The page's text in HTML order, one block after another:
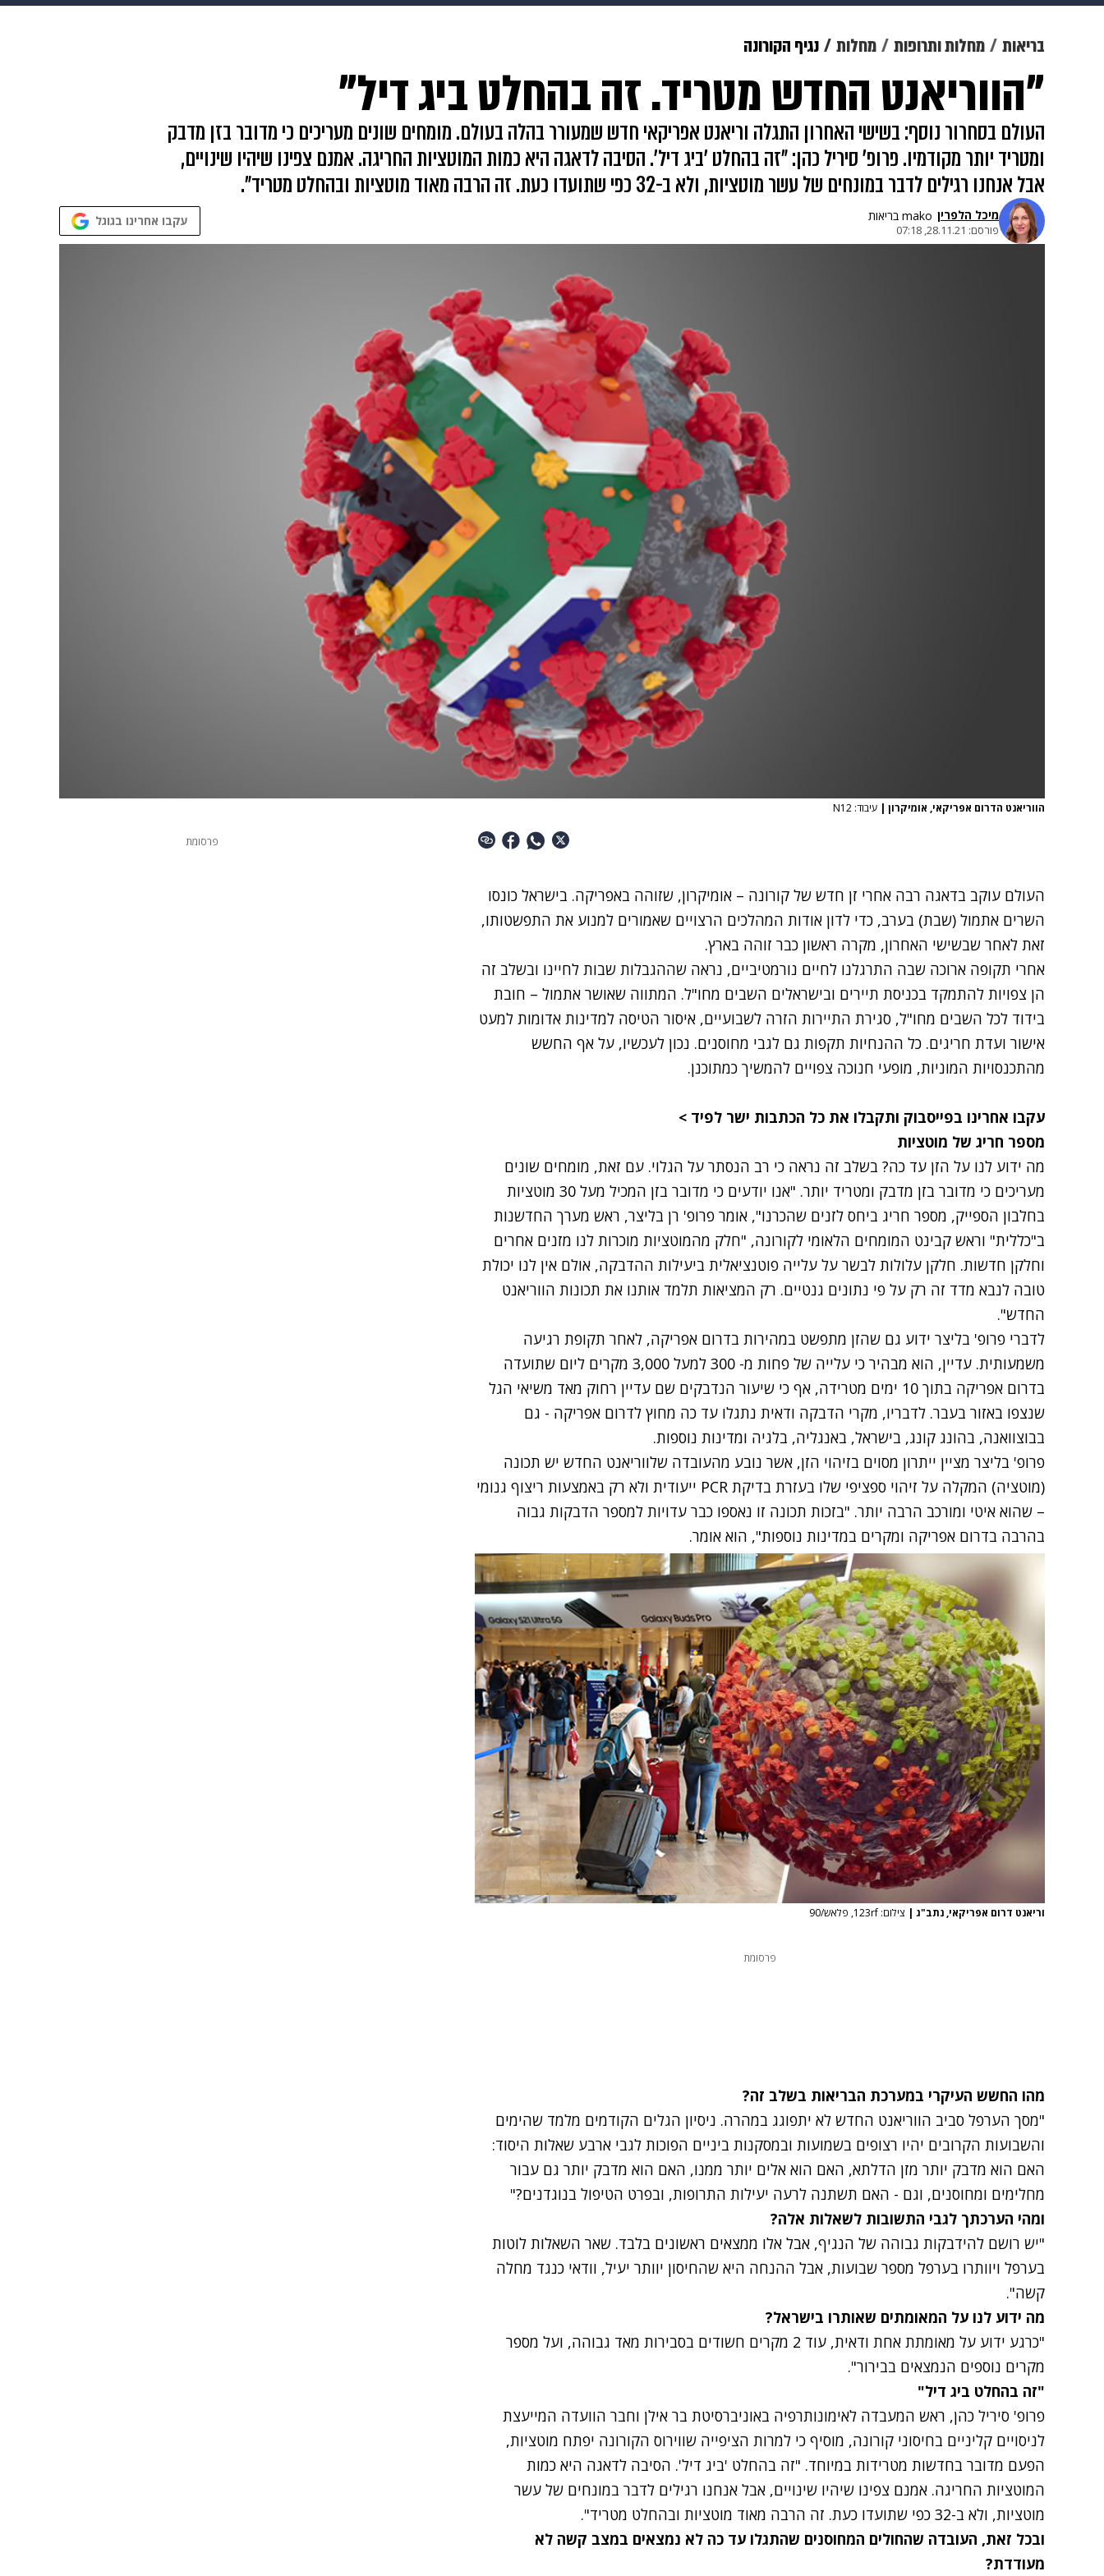
מוזיקה תרבות צבא וביטחון
דיגיטל גאווה משפט תשעה חודשים מתכונים פרויקטים מיוחדים
בריאות מחלות ותרופות מחלות נגיף הקורונה
"הווריאנט החדש מטריד. זה בהחלט ביג דיל"
העולם בסחרור נוסף: בשישי האחרון התגלה וריאנט אפריקאי חדש שמעורר בהלה בעולם. מומחים שונים מעריכים כי מדובר בזן מדבק
ומטריד יותר מקודמיו. פרופ' סיריל כהן: "זה בהחלט 'ביג דיל'. הסיבה לדאגה היא כמות המוטציות החריגה. אמנם צפינו שיהיו שינויים,
אבל אנחנו רגילים לדבר במונחים של עשר מוטציות, ולא ב-32 כפי שתועדו כעת. זה הרבה מאוד מוטציות ובהחלט מטריד".
מיכל הלפרין mako בריאות
פורסם: 28.11.21, 07:18
עקבו אחרינו בגוגל
הווריאנט הדרום אפריקאי, אומיקרון | עיבוד: N12
העולם עוקב בדאגה רבה אחרי זן חדש של קורונה – אומיקרון, שזוהה באפריקה. בישראל כונסו
השרים אתמול (שבת) בערב, כדי לדון אודות המהלכים הרצויים שאמורים למנוע את התפשטותו,
זאת לאחר שבשישי האחרון, מקרה ראשון כבר זוהה בארץ.
אחרי תקופה ארוכה שבה התרגלנו לחיים נורמטיביים, נראה שההגבלות שבות לחיינו ובשלב זה
הן צפויות להתמקד בכניסת תיירים ובישראלים השבים מחו"ל. המתווה שאושר אתמול – חובת
בידוד לכל השבים מחו"ל, סגירת התיירות הזרה לשבועיים, איסור הטיסה למדינות אדומות למעט
אישור ועדת חריגים. כל ההנחיות תקפות גם לגבי מחוסנים. נכון לעכשיו, על אף החשש
מהתכנסויות המוניות, מופעי חנוכה צפויים להמשיך כמתוכנן.
עקבו אחרינו בפייסבוק ותקבלו את כל הכתבות ישר לפיד >
מספר חריג של מוטציות
מה ידוע לנו על הזן עד כה? בשלב זה נראה כי רב הנסתר על הגלוי. עם זאת, מומחים שונים
מעריכים כי מדובר בזן מדבק ומטריד יותר. "אנו יודעים כי מדובר בזן המכיל מעל 30 מוטציות
בחלבון הספייק, מספר חריג ביחס לזנים שהכרנו", אומר פרופ' רן בליצר, ראש מערך החדשנות
ב"כללית" וראש קבינט המומחים הלאומי לקורונה, "חלק מהמוטציות מוכרות לנו מזנים אחרים
וחלקן חדשות. חלקן עלולות לבשר על עלייה פוטנציאלית ביעילות ההדבקה, אולם אין לנו יכולת
טובה לנבא מדד זה רק על פי נתונים גנטיים. רק המציאות תלמד אותנו את תכונות הווריאנט
החדש".
לדברי פרופ' בליצר ידוע גם שהזן מתפשט במהירות בדרום אפריקה, לאחר תקופת רגיעה
משמעותית. עדיין, הוא מבהיר כי עלייה של פחות מ- 300 למעל 3,000 מקרים ליום שתועדה
בדרום אפריקה בתוך 10 ימים מטרידה, אף כי שיעור הנדבקים שם עדיין רחוק מאד משיאי הגל
שנצפו באזור בעבר. לדבריו, מקרי הדבקה ודאית נתגלו עד כה מחוץ לדרום אפריקה - גם
בבוצוואנה, בהונג קונג, בישראל, באנגליה, בלגיה ומדינות נוספות.
פרופ' בליצר מציין ייתרון מסוים בזיהוי הזן, אשר נובע מהעובדה שלווריאנט החדש יש תכונה
(מוטציה) המקלה על זיהוי ספציפי שלו בעזרת בדיקת PCR ייעודית ולא רק באמצעות ריצוף גנומי
– שהוא איטי ומורכב הרבה יותר. "בזכות תכונה זו נאספו כבר עדויות למספר הדבקות גבוה
בהרבה בדרום אפריקה ומקרים במדינות נוספות", הוא אומר.
וריאנט דרום אפריקאי, נתב"ג | צילום: 123rf, פלאש/90
פרסומת
מהו החשש העיקרי במערכת הבריאות בשלב זה?
"מסך הערפל סביב הווריאנט החדש לא יתפוגג במהרה. ניסיון הגלים הקודמים מלמד שהימים
והשבועות הקרובים יהיו רצופים בשמועות ובמסקנות ביניים הפוכות לגבי ארבע שאלות היסוד:
האם הוא מדבק יותר מזן הדלתא, האם הוא אלים יותר ממנו, האם הוא מדבק יותר גם עבור
מחלימים ומחוסנים, וגם - האם תשתנה לרעה יעילות התרופות, ובפרט הטיפול בנוגדנים?"
ומהי הערכתך לגבי התשובות לשאלות אלה?
"יש רושם להידבקות גבוהה של הנגיף, אבל אלו ממצאים ראשונים בלבד. שאר השאלות לוטות
בערפל ויוותרו בערפל מספר שבועות, אבל ההנחה היא שהחיסון יוותר יעיל, וודאי כנגד מחלה
קשה".
מה ידוע לנו על המאומתים שאותרו בישראל?
"כרגע ידוע על מאומתת אחת ודאית, עוד 2 מקרים חשודים בסבירות מאד גבוהה, ועל מספר
מקרים נוספים הנמצאים בבירור".
"זה בהחלט ביג דיל"
פרופ' סיריל כהן, ראש המעבדה לאימונותרפיה באוניברסיטת בר אילן וחבר הוועדה המייעצת
לניסויים קליניים בחיסוני קורונה, מוסיף כי למרות הציפייה שווירוס הקורונה יפתח מוטציות,
הפעם מדובר בחדשות מטרידות במיוחד. "זה בהחלט 'ביג דיל'. הסיבה לדאגה היא כמות
המוטציות החריגה. אמנם צפינו שיהיו שינויים, אבל אנחנו רגילים לדבר במונחים של עשר
מוטציות, ולא ב-32 כפי שתועדו כעת. זה הרבה מאוד מוטציות ובהחלט מטריד".
ובכל זאת, העובדה שהחולים המחוסנים שהתגלו עד כה לא נמצאים במצב קשה לא
מעודדת?
פרסומת